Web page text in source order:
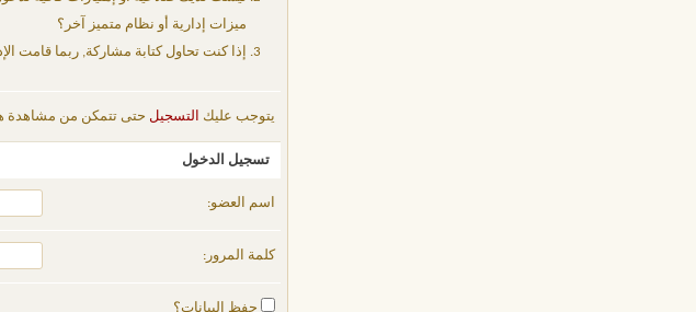
ميزات إدارية أو نظام متميز آخر؟
إذا كنت تحاول كتابة مشاركة, ربما قامت
يتوجب عليك التسجيل حتى تتمكن من مشاهدة
تسجيل الدخول
اسم العضو:
كلمة المرور:
حفظ البيانات؟